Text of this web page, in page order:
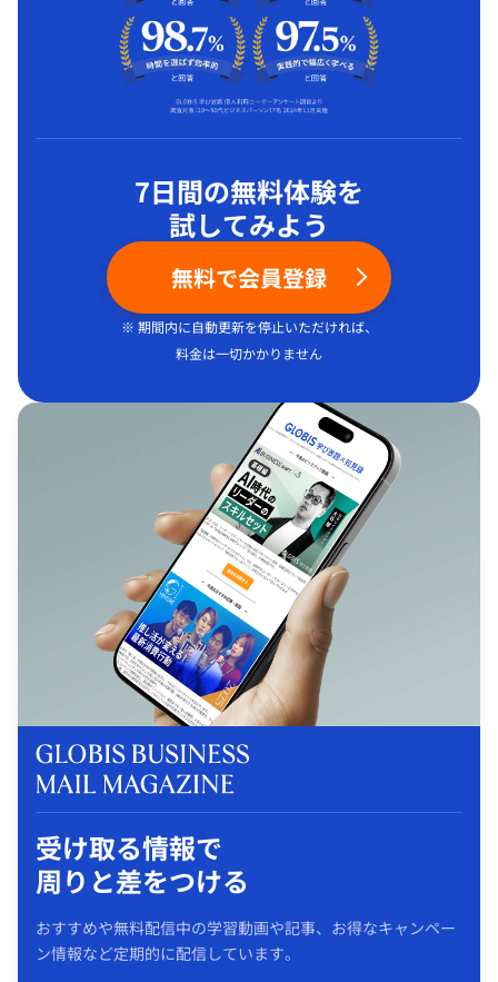
7日間の無料体験を
試してみよう
無料で会員登録
※ 期間内に自動更新を停止いただければ、
料金は一切かかりません
受け取る情報で
周りと差をつける
おすすめや無料配信中の学習動画や記事、お得なキャンペー
ン情報など定期的に配信しています。